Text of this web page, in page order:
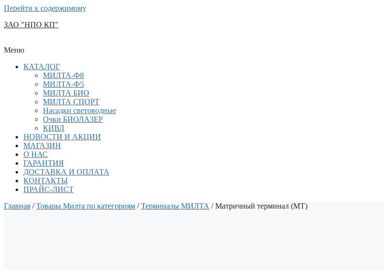
Перейти к содержимому
ЗАО "НПО КП"
Меню
КАТАЛОГ
МИЛТА-Ф8
МИЛТА-Ф5
МИЛТА БИО
МИЛТА СПОРТ
Насадки световодные
Очки БИОЛАЗЕР
КИВЛ
НОВОСТИ И АКЦИИ
МАГАЗИН
О НАС
ГАРАНТИЯ
ДОСТАВКА И ОПЛАТА
КОНТАКТЫ
ПРАЙС-ЛИСТ
Главная /Товары Милта по категориям /Терминалы МИЛТА / Матричный терминал (МТ)